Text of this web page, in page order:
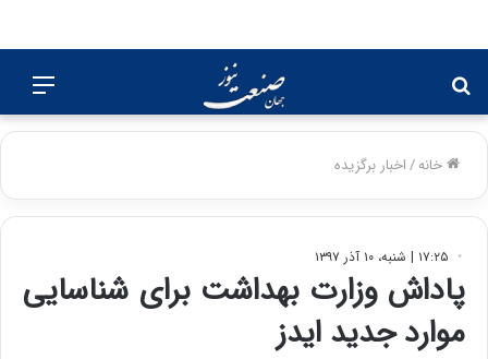
برای
خانه/اخبار برگزیده
۱۷:۲۵ | شنبه، ۱۰ آذر ۱۳۹۷
پاداش وزارت بهداشت برای شناسایی
موارد جدید ایدز